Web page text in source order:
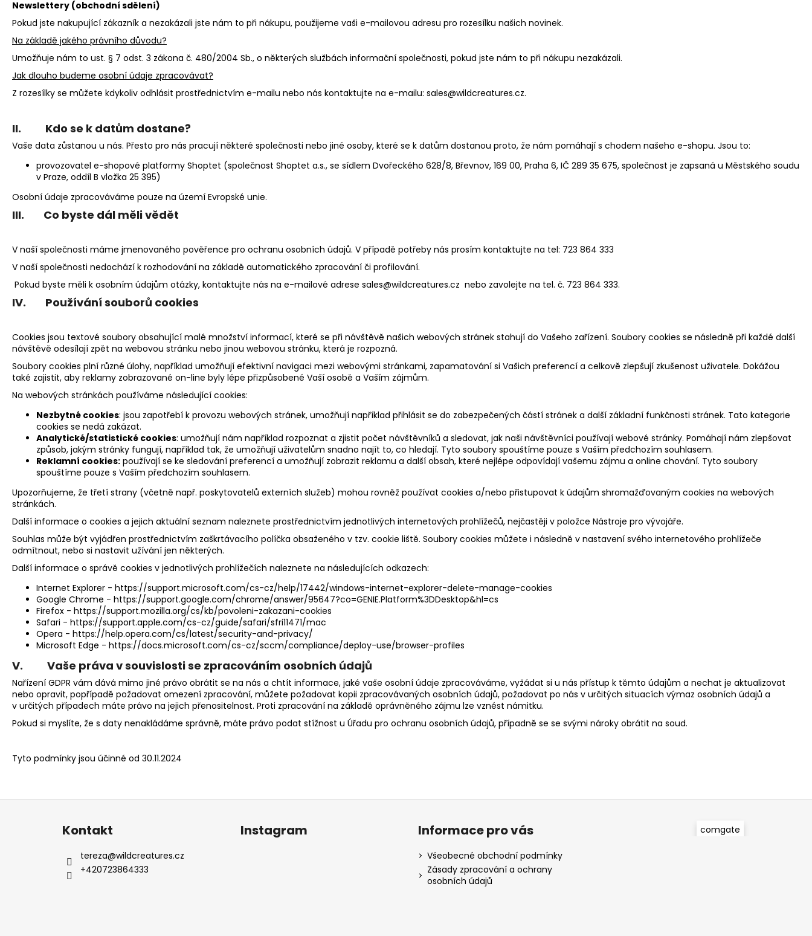
Newslettery (obchodní sdělení)
Pokud jste nakupující zákazník a nezakázali jste nám to při nákupu, použijeme vaši e-mailovou adresu pro rozesílku našich novinek.
Na základě jakého právního důvodu?
Umožňuje nám to ust. § 7 odst. 3 zákona č. 480/2004 Sb., o některých službách informační společnosti, pokud jste nám to při nákupu nezakázali.
Jak dlouho budeme osobní údaje zpracovávat?
Z rozesílky se můžete kdykoliv odhlásit prostřednictvím e-mailu nebo nás kontaktujte na e-mailu: sales@wildcreatures.cz.
II. Kdo se k datům dostane?
Vaše data zůstanou u nás. Přesto pro nás pracují některé společnosti nebo jiné osoby, které se k datům dostanou proto, že nám pomáhají s chodem našeho e-shopu. Jsou to:
provozovatel e-shopové platformy Shoptet (společnost Shoptet a.s., se sídlem Dvořeckého 628/8, Břevnov, 169 00, Praha 6, IČ 289 35 675, společnost je zapsaná u Městského soudu
v Praze, oddíl B vložka 25 395)
Osobní údaje zpracováváme pouze na území Evropské unie.
III. Co byste dál měli vědět
V naší společnosti máme jmenovaného pověřence pro ochranu osobních údajů. V případě potřeby nás prosím kontaktujte na tel: 723 864 333
V naší společnosti nedochází k rozhodování na základě automatického zpracování či profilování.
Pokud byste měli k osobním údajům otázky, kontaktujte nás na e-mailové adrese sales@wildcreatures.cz nebo zavolejte na tel. č. 723 864 333.
IV. Používání souborů cookies
Cookies jsou textové soubory obsahující malé množství informací, které se při návštěvě našich webových stránek stahují do Vašeho zařízení. Soubory cookies se následně při každé další
návštěvě odesílají zpět na webovou stránku nebo jinou webovou stránku, která je rozpozná.
Soubory cookies plní různé úlohy, například umožňují efektivní navigaci mezi webovými stránkami, zapamatování si Vašich preferencí a celkově zlepšují zkušenost uživatele. Dokážou
také zajistit, aby reklamy zobrazované on-line byly lépe přizpůsobené Vaší osobě a Vaším zájmům.
Na webových stránkách používáme následující cookies:
Nezbytné cookies: jsou zapotřebí k provozu webových stránek, umožňují například přihlásit se do zabezpečených částí stránek a další základní funkčnosti stránek. Tato kategorie
cookies se nedá zakázat.
Analytické/statistické cookies: umožňují nám například rozpoznat a zjistit počet návštěvníků a sledovat, jak naši návštěvníci používají webové stránky. Pomáhají nám zlepšovat
způsob, jakým stránky fungují, například tak, že umožňují uživatelům snadno najít to, co hledají. Tyto soubory spouštíme pouze s Vaším předchozím souhlasem.
Reklamní cookies: používají se ke sledování preferencí a umožňují zobrazit reklamu a další obsah, které nejlépe odpovídají vašemu zájmu a online chování. Tyto soubory
spouštíme pouze s Vaším předchozím souhlasem.
Upozorňujeme, že třetí strany (včetně např. poskytovatelů externích služeb) mohou rovněž používat cookies a/nebo přistupovat k údajům shromažďovaným cookies na webových
stránkách.
Další informace o cookies a jejich aktuální seznam naleznete prostřednictvím jednotlivých internetových prohlížečů, nejčastěji v položce Nástroje pro vývojáře.
Souhlas může být vyjádřen prostřednictvím zaškrtávacího políčka obsaženého v tzv. cookie liště. Soubory cookies můžete i následně v nastavení svého internetového prohlížeče
odmítnout, nebo si nastavit užívání jen některých.
Další informace o správě cookies v jednotlivých prohlížečích naleznete na následujících odkazech:
Internet Explorer - https://support.microsoft.com/cs-cz/help/17442/windows-internet-explorer-delete-manage-cookies
Google Chrome - https://support.google.com/chrome/answer/95647?co=GENIE.Platform%3DDesktop&hl=cs
Firefox - https://support.mozilla.org/cs/kb/povoleni-zakazani-cookies
Safari - https://support.apple.com/cs-cz/guide/safari/sfri11471/mac
Opera - https://help.opera.com/cs/latest/security-and-privacy/
Microsoft Edge - https://docs.microsoft.com/cs-cz/sccm/compliance/deploy-use/browser-profiles
V. Vaše práva v souvislosti se zpracováním osobních údajů
Nařízení GDPR vám dává mimo jiné právo obrátit se na nás a chtít informace, jaké vaše osobní údaje zpracováváme, vyžádat si u nás přístup k těmto údajům a nechat je aktualizovat
nebo opravit, popřípadě požadovat omezení zpracování, můžete požadovat kopii zpracovávaných osobních údajů, požadovat po nás v určitých situacích výmaz osobních údajů a
v určitých případech máte právo na jejich přenositelnost. Proti zpracování na základě oprávněného zájmu lze vznést námitku.
Pokud si myslíte, že s daty nenakládáme správně, máte právo podat stížnost u Úřadu pro ochranu osobních údajů, případně se se svými nároky obrátit na soud.
Tyto podmínky jsou účinné od 30.11.2024
Z
Kontakt
tereza@wildcreatures.cz
+420723864333
Instagram Informace pro vás
Všeobecné obchodní podmínky
Zásady zpracování a ochrany
osobních údajů
comgate